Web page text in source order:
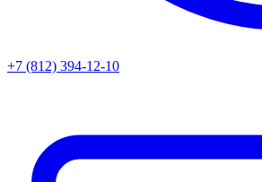
+7 (812) 394-12-10